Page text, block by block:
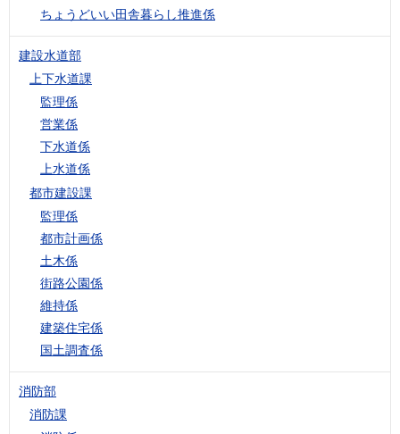
ちょうどいい田舎暮らし推進係
建設水道部
上下水道課
監理係
営業係
下水道係
上水道係
都市建設課
監理係
都市計画係
土木係
街路公園係
維持係
建築住宅係
国土調査係
消防部
消防課